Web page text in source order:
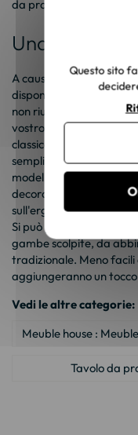
da pranzo, che spesso
Una vasta
A causa della sua
disponibile in un'ampia
non riusciate a trovare
vostro arredamento,
classico, si trovano
semplici e robuste.
modelli minimalisti con
decorazioni, questo stile
sull'ergonomia: questi
Si può poi passare a
gambe scolpite, da
tradizionale. Meno
aggiungeranno un
Vedi le altre categorie:
Meuble house :
Tavolo da
Questo sito